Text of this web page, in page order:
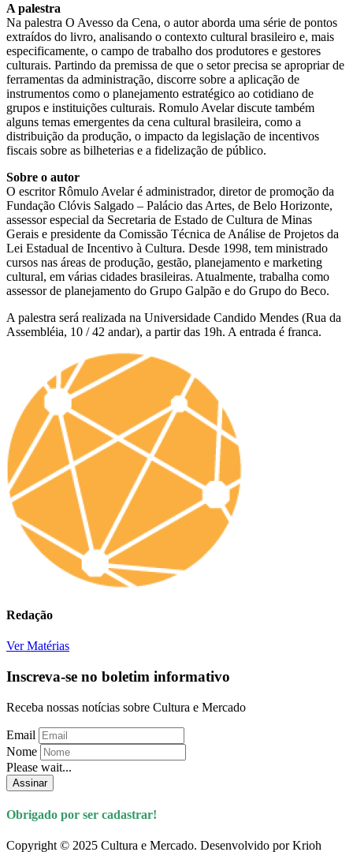
A palestra
Na palestra O Avesso da Cena, o autor aborda uma série de pontos
extraídos do livro, analisando o contexto cultural brasileiro e, mais
especificamente, o campo de trabalho dos produtores e gestores
culturais. Partindo da premissa de que o setor precisa se apropriar de
ferramentas da administração, discorre sobre a aplicação de
instrumentos como o planejamento estratégico ao cotidiano de
grupos e instituições culturais. Romulo Avelar discute também
alguns temas emergentes da cena cultural brasileira, como a
distribuição da produção, o impacto da legislação de incentivos
fiscais sobre as bilheterias e a fidelização de público.
Sobre o autor
O escritor Rômulo Avelar é administrador, diretor de promoção da
Fundação Clóvis Salgado – Palácio das Artes, de Belo Horizonte,
assessor especial da Secretaria de Estado de Cultura de Minas
Gerais e presidente da Comissão Técnica de Análise de Projetos da
Lei Estadual de Incentivo à Cultura. Desde 1998, tem ministrado
cursos nas áreas de produção, gestão, planejamento e marketing
cultural, em várias cidades brasileiras. Atualmente, trabalha como
assessor de planejamento do Grupo Galpão e do Grupo do Beco.
A palestra será realizada na Universidade Candido Mendes (Rua da
Assembléia, 10 / 42 andar), a partir das 19h. A entrada é franca.
Redação
Ver Matérias
Inscreva-se no boletim informativo
Receba nossas notícias sobre Cultura e Mercado
Email
Nome
Please wait...
Assinar
Obrigado por ser cadastrar!
Copyright © 2025 Cultura e Mercado. Desenvolvido por Krioh